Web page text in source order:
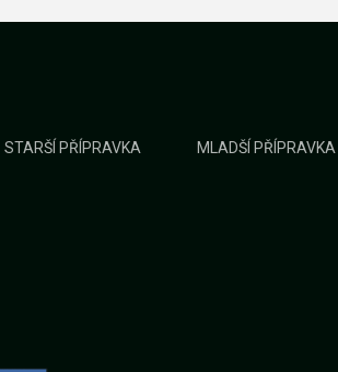
STARŠÍ PŘÍPRAVKA MLADŠÍ PŘÍPRAVKA